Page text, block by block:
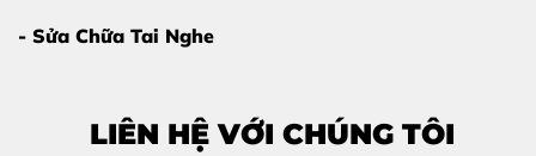
- Sửa Chữa Tai Nghe
LIÊN HỆ VỚI CHÚNG TÔI